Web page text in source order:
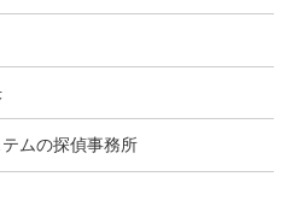
スDV調査
ムの探偵事務所